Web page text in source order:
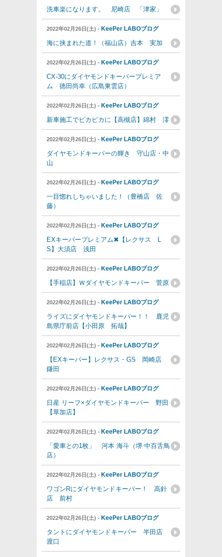
洗車楽になります。 尼崎店 「津家」
2022年02月26日(土) - KeePer LABOブログ
海に挟まれた道！（福山店）吉本 実加
2022年02月26日(土) - KeePer LABOブログ
CX-30にダイヤモンドキーパープレミア
ム 徳田尚幸（広島東雲店）
2022年02月26日(土) - KeePer LABOブログ
新車施工でピカピカに【高槻店】綿村 澪
2022年02月26日(土) - KeePer LABOブログ
ダイヤモンドキーパーの輝き 守山店・中
山
2022年02月26日(土) - KeePer LABOブログ
一目惚れしちゃいました！（豊橋店 佐
藤）
2022年02月26日(土) - KeePer LABOブログ
EXキーパープレミアム✖【レクサス L
S】大須店 浅田
2022年02月26日(土) - KeePer LABOブログ
【手稲店】Ｗダイヤモンドキーパー 菅原
2022年02月26日(土) - KeePer LABOブログ
ライズにダイヤモンドキーパー！！ 鹿児
島県庁前店【小田原 拓哉】
2022年02月26日(土) - KeePer LABOブログ
【EXキーパー】レクサス・GS 岡崎店
鎌田
2022年02月26日(土) - KeePer LABOブログ
日産 リーフ×ダイヤモンドキーパー 野田
【草加店】
2022年02月26日(土) - KeePer LABOブログ
「愛車との1枚」 河本 海斗（堺 中百舌鳥
店）
2022年02月26日(土) - KeePer LABOブログ
ワゴンRにダイヤモンドキーパー！ 高針
店 前村
2022年02月26日(土) - KeePer LABOブログ
タントにダイヤモンドキーパー 半田店
渡口